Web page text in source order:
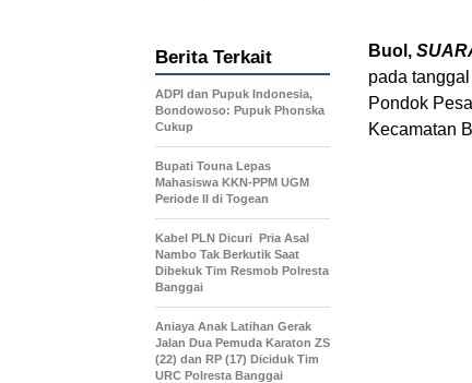
Buol,
pada
Pondok
Kecamatan
Berita Terkait
ADPI dan Pupuk Indonesia,
Bondowoso: Pupuk Phonska
Cukup
Bupati Touna Lepas
Mahasiswa KKN-PPM UGM
Periode II di Togean
Kabel PLN Dicuri Pria Asal
Nambo Tak Berkutik Saat
Dibekuk Tim Resmob Polresta
Banggai
Aniaya Anak Latihan Gerak
Jalan Dua Pemuda Karaton ZS
(22) dan RP (17) Diciduk Tim
URC Polresta Banggai